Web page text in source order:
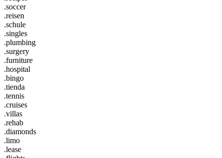
.soccer
.reisen
.schule
.singles
.plumbing
.surgery
.furniture
.hospital
.bingo
.tienda
.tennis
.cruises
.villas
.rehab
.diamonds
.limo
.lease